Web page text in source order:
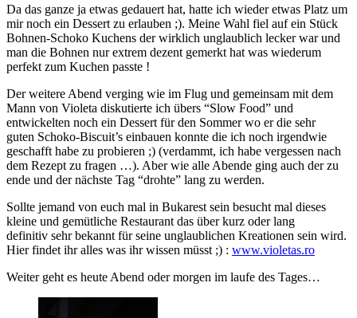
Da das ganze ja etwas gedauert hat, hatte ich wieder etwas Platz um
mir noch ein Dessert zu erlauben ;). Meine Wahl fiel auf ein Stück
Bohnen-Schoko Kuchens der wirklich unglaublich lecker war und
man die Bohnen nur extrem dezent gemerkt hat was wiederum
perfekt zum Kuchen passte !
Der weitere Abend verging wie im Flug und gemeinsam mit dem
Mann von Violeta diskutierte ich übers “Slow Food” und
entwickelten noch ein Dessert für den Sommer wo er die sehr
guten Schoko-Biscuit’s einbauen konnte die ich noch irgendwie
geschafft habe zu probieren ;) (verdammt, ich habe vergessen nach
dem Rezept zu fragen …). Aber wie alle Abende ging auch der zu
ende und der nächste Tag “drohte” lang zu werden.
Sollte jemand von euch mal in Bukarest sein besucht mal dieses
kleine und gemütliche Restaurant das über kurz oder lang
definitiv sehr bekannt für seine unglaublichen Kreationen sein wird.
Hier findet ihr alles was ihr wissen müsst ;) : www.violetas.ro
Weiter geht es heute Abend oder morgen im laufe des Tages…